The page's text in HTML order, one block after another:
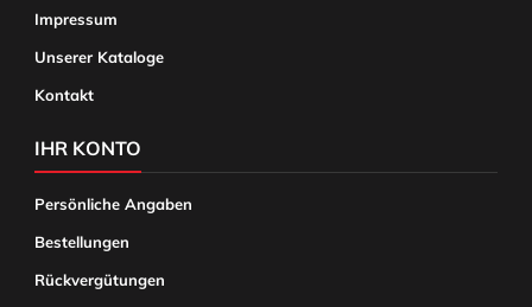
Impressum
Unserer Kataloge
Kontakt
IHR KONTO
Persönliche Angaben
Bestellungen
Rückvergütungen